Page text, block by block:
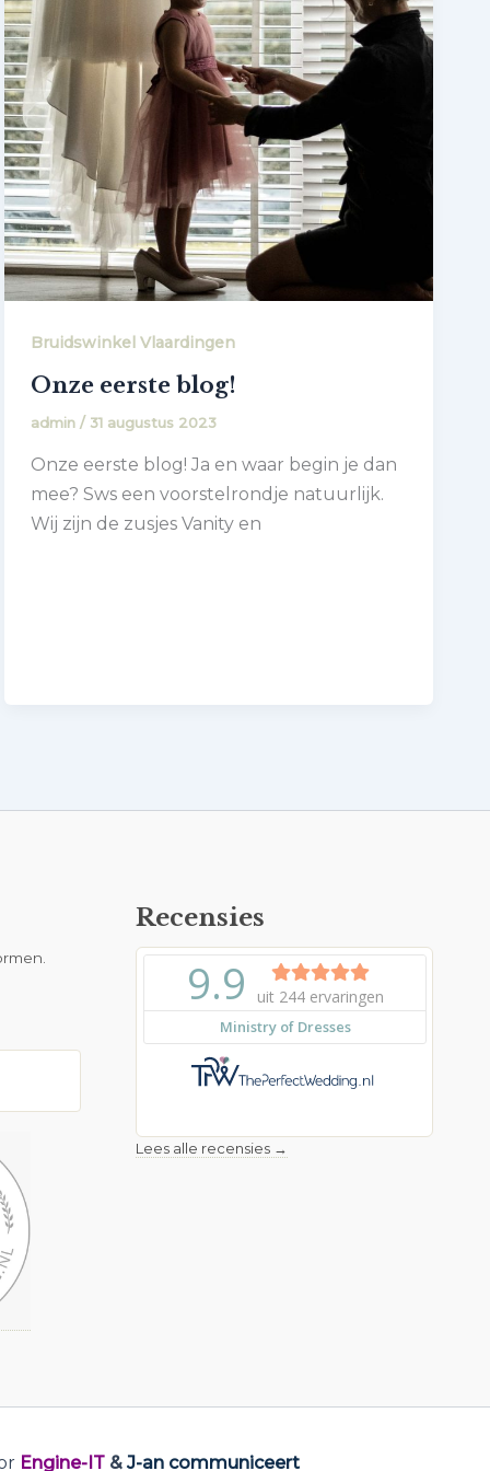
Bruidswinkel Vlaardingen
Onze eerste blog!
admin / 31 augustus 2023
Onze eerste blog! Ja en waar begin je dan
mee? Sws een voorstelrondje natuurlijk.
Wij zijn de zusjes Vanity en
Recensies
Lees alle recensies →
Engine-IT & J-an communiceert